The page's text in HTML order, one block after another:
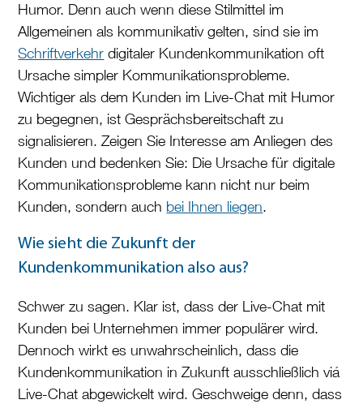
Humor. Denn auch wenn diese Stilmittel im
Allgemeinen als kommunikativ gelten, sind sie im
Schriftverkehr digitaler Kundenkommunikation oft
Ursache simpler Kommunikationsprobleme.
Wichtiger als dem Kunden im Live-Chat mit Humor
zu begegnen, ist Gesprächsbereitschaft zu
signalisieren. Zeigen Sie Interesse am Anliegen des
Kunden und bedenken Sie: Die Ursache für digitale
Kommunikationsprobleme kann nicht nur beim
Kunden, sondern auch bei Ihnen liegen.
Wie sieht die Zukunft der
Kundenkommunikation also aus?
Schwer zu sagen. Klar ist, dass der Live-Chat mit
Kunden bei Unternehmen immer populärer wird.
Dennoch wirkt es unwahrscheinlich, dass die
Kundenkommunikation in Zukunft ausschließlich viá
Live-Chat abgewickelt wird. Geschweige denn, dass